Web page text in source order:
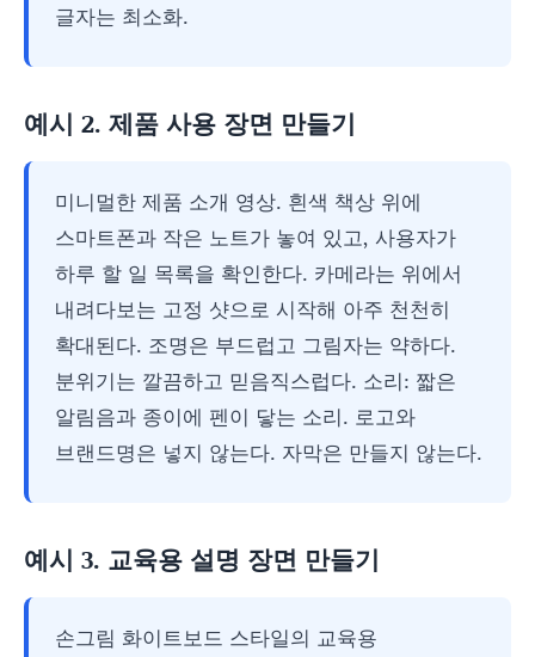
글자는 최소화.
예시 2. 제품 사용 장면 만들기
미니멀한 제품 소개 영상. 흰색 책상 위에
스마트폰과 작은 노트가 놓여 있고, 사용자가
하루 할 일 목록을 확인한다. 카메라는 위에서
내려다보는 고정 샷으로 시작해 아주 천천히
확대된다. 조명은 부드럽고 그림자는 약하다.
분위기는 깔끔하고 믿음직스럽다. 소리: 짧은
알림음과 종이에 펜이 닿는 소리. 로고와
브랜드명은 넣지 않는다. 자막은 만들지 않는다.
예시 3. 교육용 설명 장면 만들기
손그림 화이트보드 스타일의 교육용